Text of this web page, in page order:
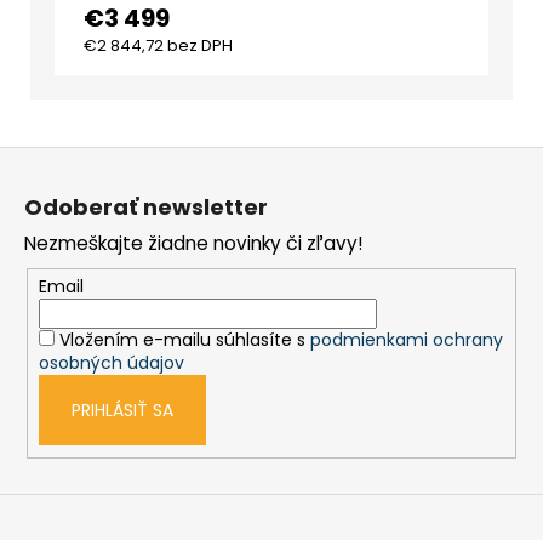
€3 499
€2 844,72 bez DPH
Z
Odoberať newsletter
Nezmeškajte žiadne novinky či zľavy!
Email
Vložením e-mailu súhlasíte s podmienkami ochrany
osobných údajov
PRIHLÁSIŤ SA